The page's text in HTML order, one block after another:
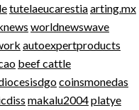
tutelaeucarestiaarting.mx
worldnewswave
autoexpertproducts
beef cattle
coinsmonedas
makalu2004platye